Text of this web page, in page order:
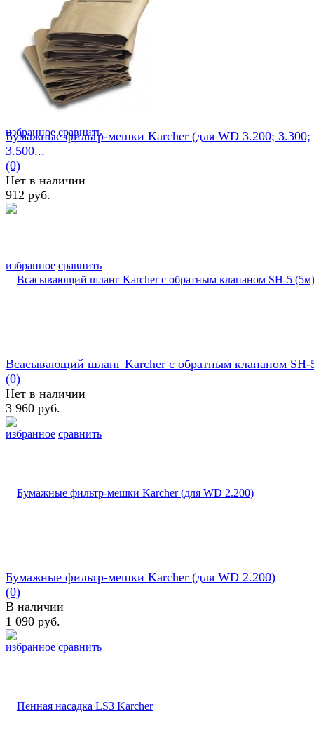
избранное сравнить
избранное сравнить
Бумажные фильтр-мешки Karcher (для WD 3.200; 3.300;
3.500...
(0)
Нет в наличии
912 руб.
избранное сравнить
Всасывающий шланг Karcher с обратным клапаном
(0)
Нет в наличии
3 960 руб.
избранное сравнить
Бумажные фильтр-мешки Karcher (для WD 2.200)
(0)
В наличии
1 090 руб.